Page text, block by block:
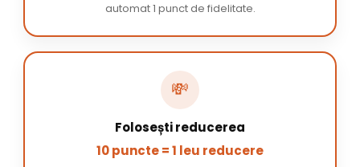
automat 1 punct de fidelitate.
💸
Folosești reducerea
10 puncte = 1 leu reducere